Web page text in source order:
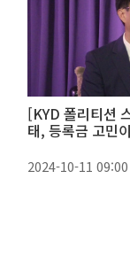
[KYD 폴리티션
태, 등록금 고민
2024-10-11 09:00